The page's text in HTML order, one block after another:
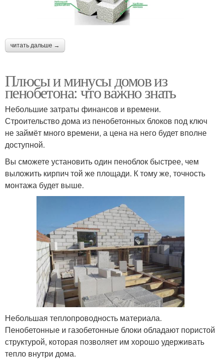
читать дальше →
Плюсы и минусы домов из
пенобетона: что важно знать
Небольшие затраты финансов и времени.
Строительство дома из пенобетонных блоков под ключ
не займёт много времени, а цена на него будет вполне
доступной.
Вы сможете установить один пеноблок быстрее, чем
выложить кирпич той же площади. К тому же, точность
монтажа будет выше.
Небольшая теплопроводность материала.
Пенобетонные и газобетонные блоки обладают пористой
структурой, которая позволяет им хорошо удерживать
тепло внутри дома.